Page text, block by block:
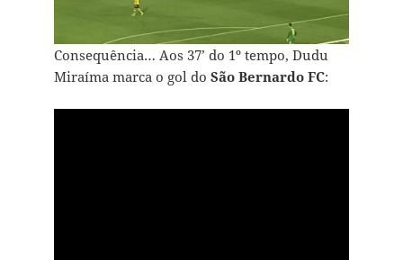
Consequência… Aos 37’ do 1º tempo, Dudu
Miraíma marca o gol do São Bernardo FC: